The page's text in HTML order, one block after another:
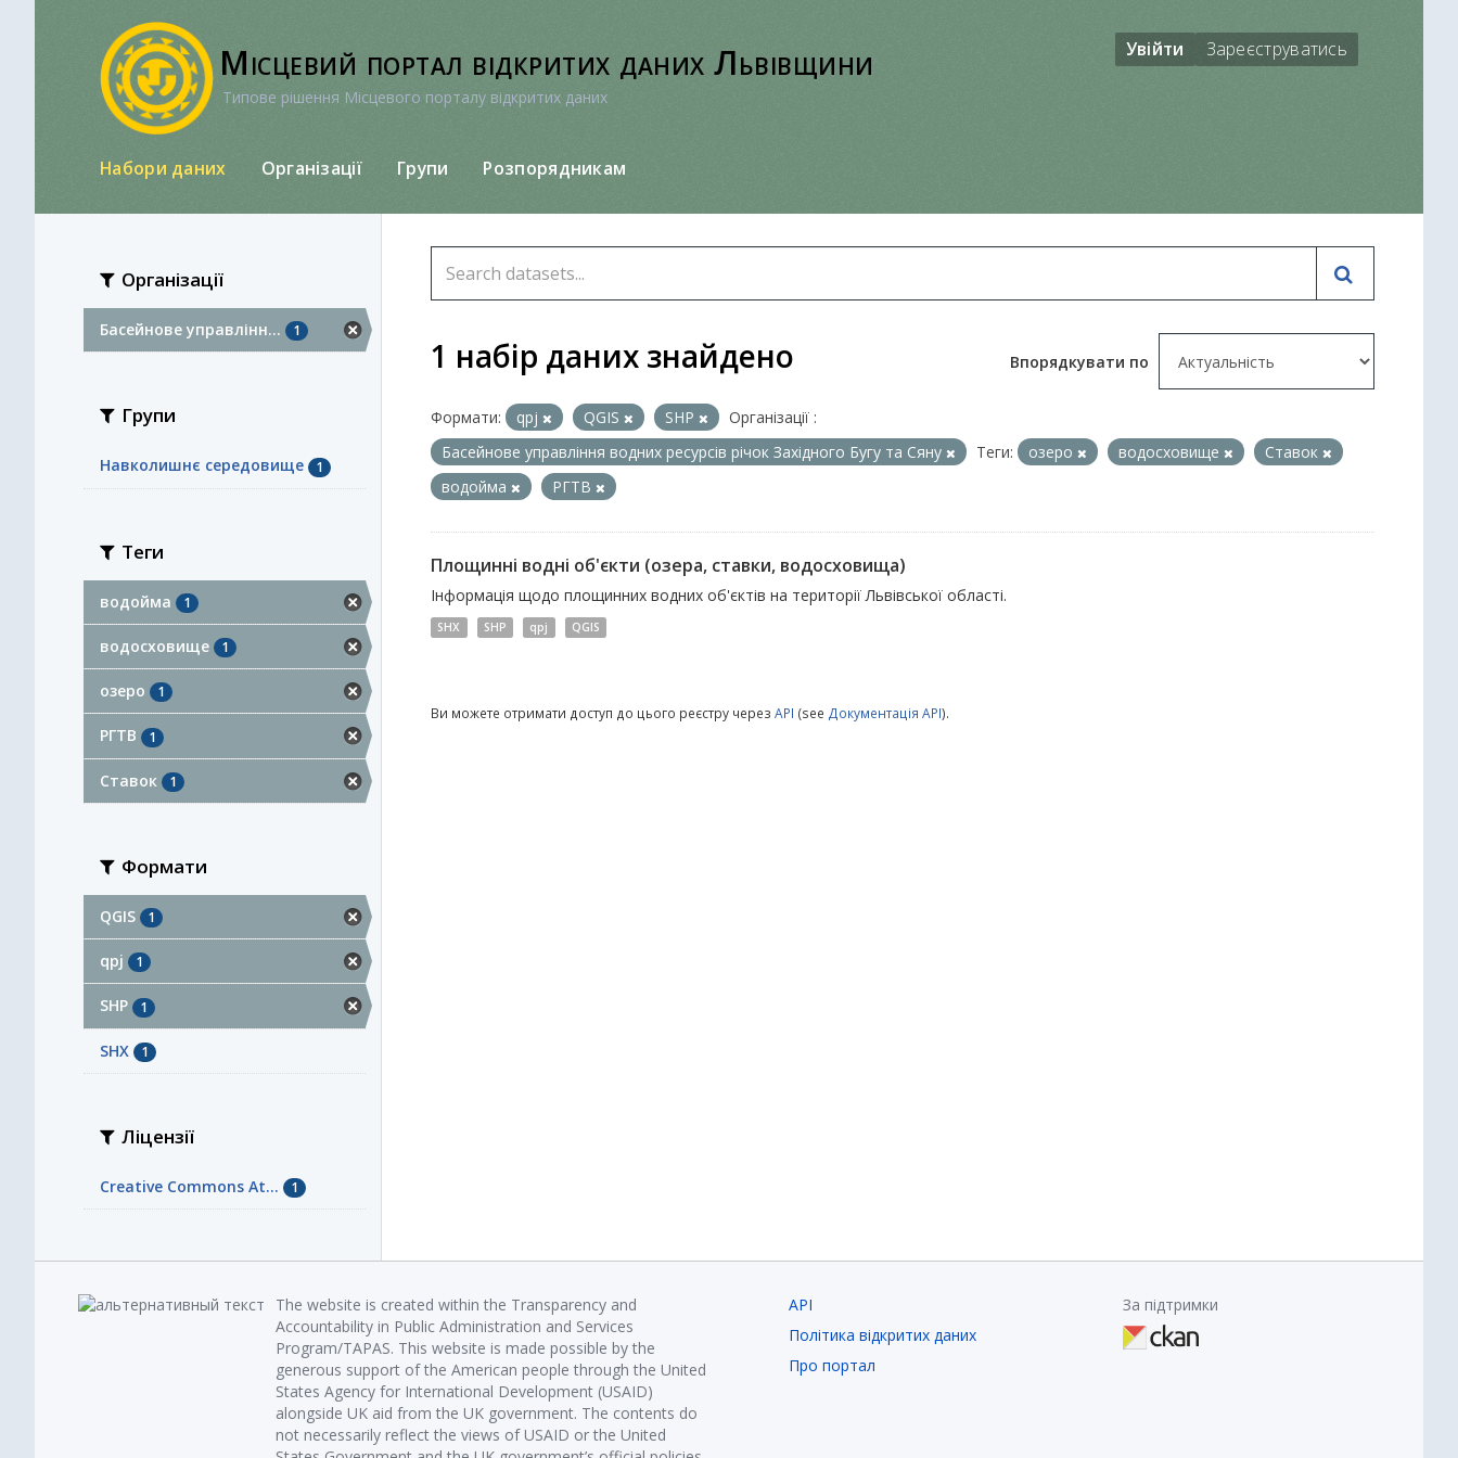
Місцевий портал відкритих даних Львівщини
Типове рішення Місцевого порталу відкритих даних
Увійти Зареєструватись
Набори даних Організації Групи Розпорядникам
Організації
Басейнове управлінн... 1
Групи
Навколишнє середовище 1
Теги
водойма 1
водосховище 1
озеро 1
РГТВ 1
Ставок 1
Формати
QGIS 1
qpj 1
SHP 1
SHX 1
Ліцензії
Creative Commons At... 1
Впорядкувати по
1 набір даних знайдено
Формати: qpj QGIS SHP
Організації :
Басейнове управління водних ресурсів річок Західного Бугу та Сяну
Теги: озеро водосховище
Ставок
водойма
РГТВ
Площинні водні об'єкти (озера, ставки, водосховища)
Інформація щодо площинних водних об'єктів на території Львівської області.
SHX SHP qpj QGIS
Ви можете отримати доступ до цього реєстру через API (see Документація API).
The website is created within the Transparency and
Accountability in Public Administration and Services
Program/TAPAS. This website is made possible by the
generous support of the American people through the United
States Agency for International Development (USAID)
alongside UK aid from the UK government. The contents do
not necessarily reflect the views of USAID or the United
API
Політика відкритих даних
Про портал
За підтримки